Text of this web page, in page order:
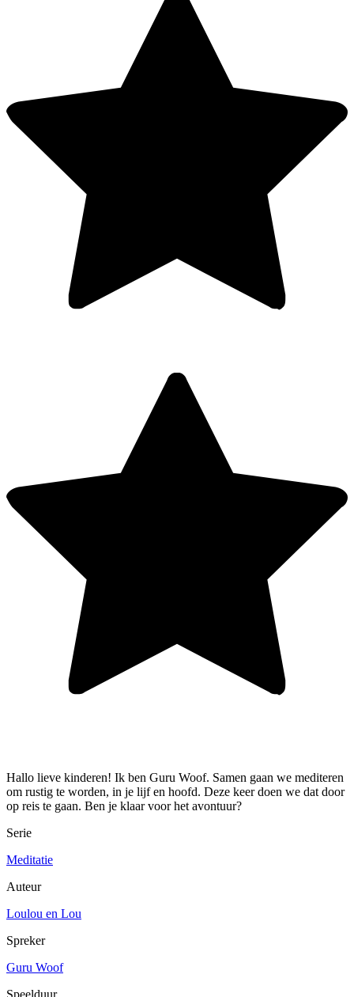
Hallo lieve kinderen! Ik ben Guru Woof. Samen gaan we mediteren
om rustig te worden, in je lijf en hoofd. Deze keer doen we dat door
op reis te gaan. Ben je klaar voor het avontuur?
Serie
Meditatie
Auteur
Loulou en Lou
Spreker
Guru Woof
Speelduur